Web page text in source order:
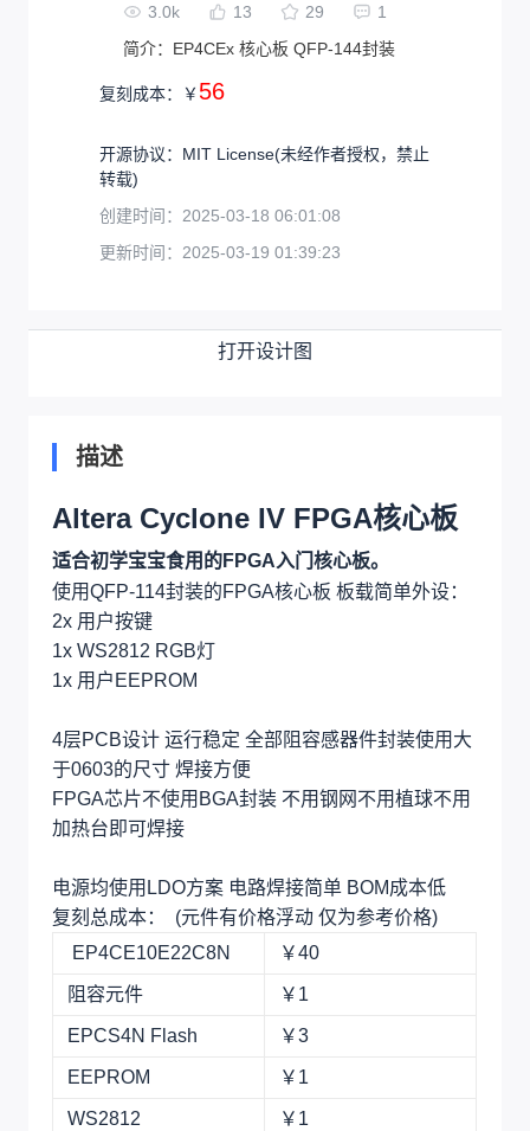
3.0k 13 29
1
简介： EP4CEx 核心板 QFP-144封装
复刻成本： ￥ 56
开源协议： MIT License(未经作者授权，禁止
转载)
创建时间： 2025-03-18 06:01:08
更新时间： 2025-03-19 01:39:23
打开设计图
描述
Altera Cyclone IV FPGA核心板
适合初学宝宝食用的FPGA入门核心板。
使用QFP-114封装的FPGA核心板 板载简单外设：
2x 用户按键
1x WS2812 RGB灯
1x 用户EEPROM
4层PCB设计 运行稳定 全部阻容感器件封装使用大
于0603的尺寸 焊接方便
FPGA芯片不使用BGA封装 不用钢网不用植球不用
加热台即可焊接
电源均使用LDO方案 电路焊接简单 BOM成本低
复刻总成本： (元件有价格浮动 仅为参考价格)
EP4CE10E22C8N
￥40
阻容元件 ￥1
EPCS4N Flash ￥3
EEPROM ￥1
WS2812 ￥1